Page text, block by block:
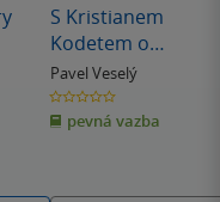
S Kristianem
Kodetem o
Kristianu Kodetovi
Pavel Veselý
0.0
z
5
hvězdiček
pevná vazba